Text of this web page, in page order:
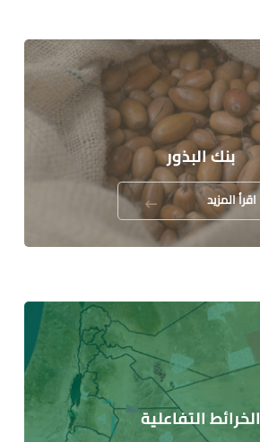
بنك البذور
اقرأ المزيد
الخرائط التفاعلية